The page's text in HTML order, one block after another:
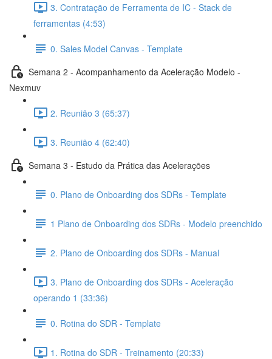
3. Contratação de Ferramenta de IC - Stack de
ferramentas (4:53)
0. Sales Model Canvas - Template
Semana 2 - Acompanhamento da Aceleração Modelo -
Nexmuv
2. Reunião 3 (65:37)
3. Reunião 4 (62:40)
Semana 3 - Estudo da Prática das Acelerações
0. Plano de Onboarding dos SDRs - Template
1 Plano de Onboarding dos SDRs - Modelo preenchido
2. Plano de Onboarding dos SDRs - Manual
3. Plano de Onboarding dos SDRs - Aceleração
operando 1 (33:36)
0. Rotina do SDR - Template
1. Rotina do SDR - Treinamento (20:33)